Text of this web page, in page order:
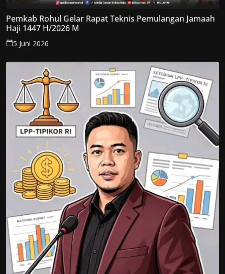
Pemkab Rohul Gelar Rapat Teknis Pemulangan Jamaah
Haji 1447 H/2026 M
5 Juni 2026